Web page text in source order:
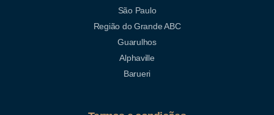
São Paulo
Região do Grande ABC
Guarulhos
Alphaville
Barueri